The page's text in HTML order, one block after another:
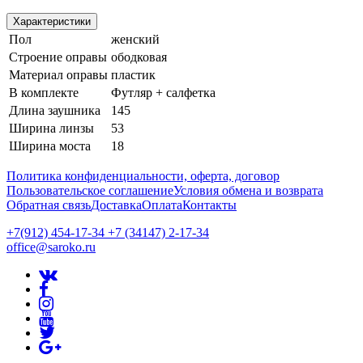
Характеристики
Пол
женский
Строение оправы ободковая
Материал оправы пластик
В комплекте
Футляр + салфетка
Длина заушника
145
Ширина линзы
53
Ширина моста
18
Политика конфиденциальности, оферта, договор
Пользовательское соглашениеУсловия обмена и возврата
Обратная связьДоставкаОплатаКонтакты
+7(912) 454-17-34 +7 (34147) 2-17-34
office@saroko.ru